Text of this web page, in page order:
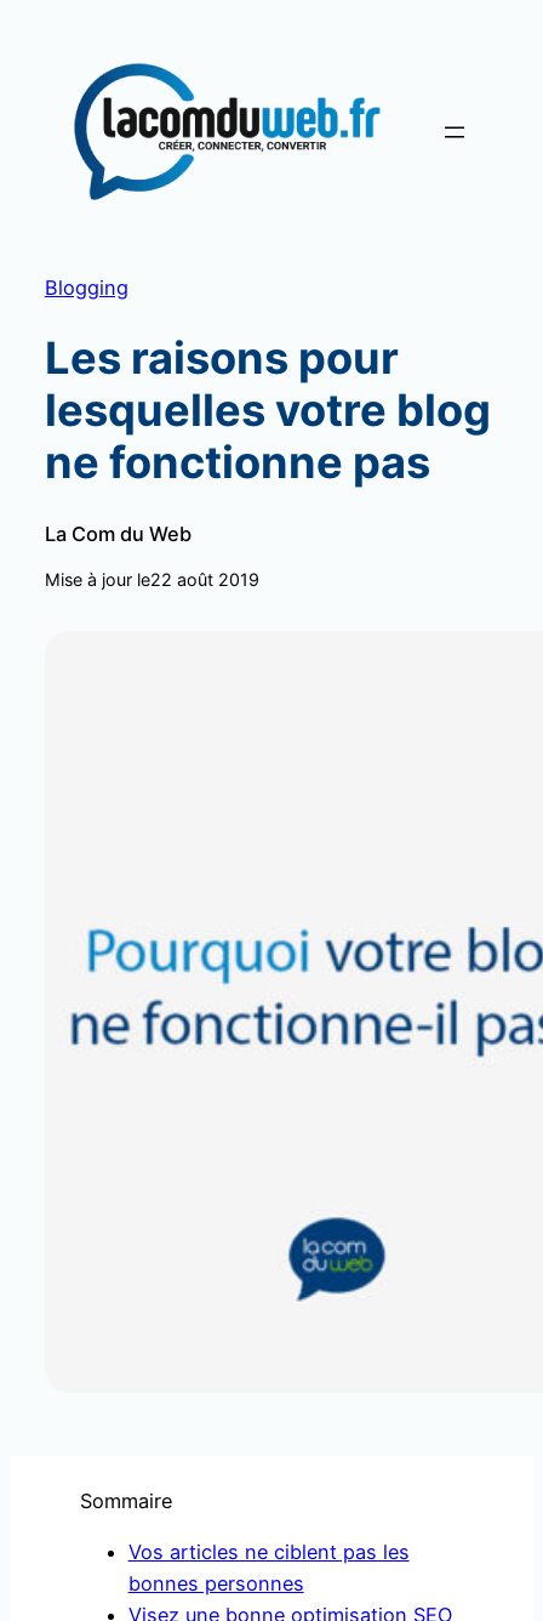
contenu
Blogging
Les raisons pour
lesquelles votre blog
ne fonctionne pas
La Com du Web
Mise à jour le22 août 2019
Sommaire
Vos articles ne ciblent pas les
bonnes personnes
Visez une bonne optimisation SEO